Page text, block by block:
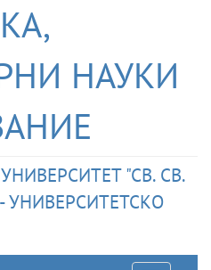
НАУКИ
"СВ. СВ.